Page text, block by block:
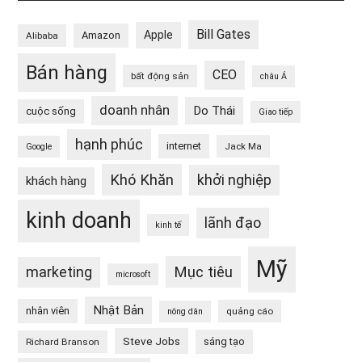
Alibaba Amazon Apple Bill Gates
Bán hàng bất động sản CEO châu Á
cuộc sống doanh nhân Do Thái Giao tiếp
Google hạnh phúc internet Jack Ma
khách hàng Khó Khăn khởi nghiệp
kinh doanh kinh tế lãnh đạo
marketing microsoft Mục tiêu Mỹ
nhân viên Nhật Bản nông dân quảng cáo
Richard Branson Steve Jobs sáng tạo